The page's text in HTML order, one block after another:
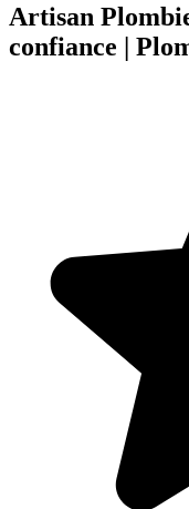
Artisan
confiance |